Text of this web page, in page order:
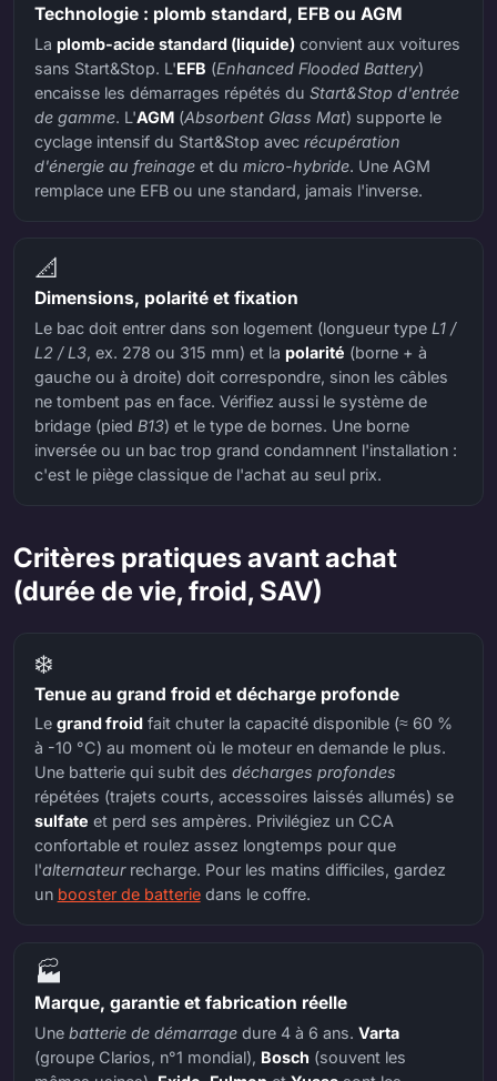
Technologie : plomb standard, EFB ou AGM
La plomb-acide standard (liquide)convient aux voitures
sans Start&Stop. L'EFB (Enhanced Flooded Battery)
encaisse les démarrages répétés du Start&Stop d'entrée
de gamme. L'AGM(Absorbent Glass Mat) supporte le
cyclage intensif du Start&Stop avec récupération
d'énergie au freinageet du micro-hybride. Une AGM
remplace une EFB ou une standard, jamais l'inverse.
📐
Dimensions, polarité et fixation
Le bac doit entrer dans son logement (longueur type L1 /
L2 / L3, ex. 278 ou 315 mm) et la polarité (borne + à
gauche ou à droite) doit correspondre, sinon les câbles
ne tombent pas en face. Vérifiez aussi le système de
bridage (pied B13) et le type de bornes. Une borne
inversée ou un bac trop grand condamnent l'installation :
c'est le piège classique de l'achat au seul prix.
Critères pratiques avant achat
(durée de vie, froid, SAV)
❄️
Tenue au grand froid et décharge profonde
Le grand froidfait chuter la capacité disponible (≈ 60 %
à -10 °C) au moment où le moteur en demande le plus.
Une batterie qui subit des décharges profondes
répétées (trajets courts, accessoires laissés allumés) se
sulfate et perd ses ampères. Privilégiez un CCA
confortable et roulez assez longtemps pour que
l'alternateurrecharge. Pour les matins difficiles, gardez
un booster de batteriedans le coffre.
🏭
Marque, garantie et fabrication réelle
Une batterie de démarragedure 4 à 6 ans. Varta
(groupe Clarios, n°1 mondial), Bosch (souvent les